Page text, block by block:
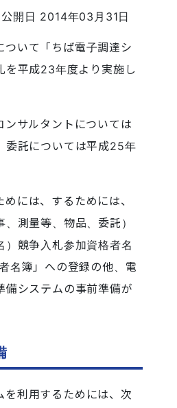
公開日 2014年03月31日
いて「ちば電子調達シ
を平成23年度より実施し
サルタントについては
委託については平成25年
には、するためには、
測量等、物品、委託）
）競争入札参加資格者名
名簿」への登録の他、電
備システムの事前準備が
を利用するためには、次